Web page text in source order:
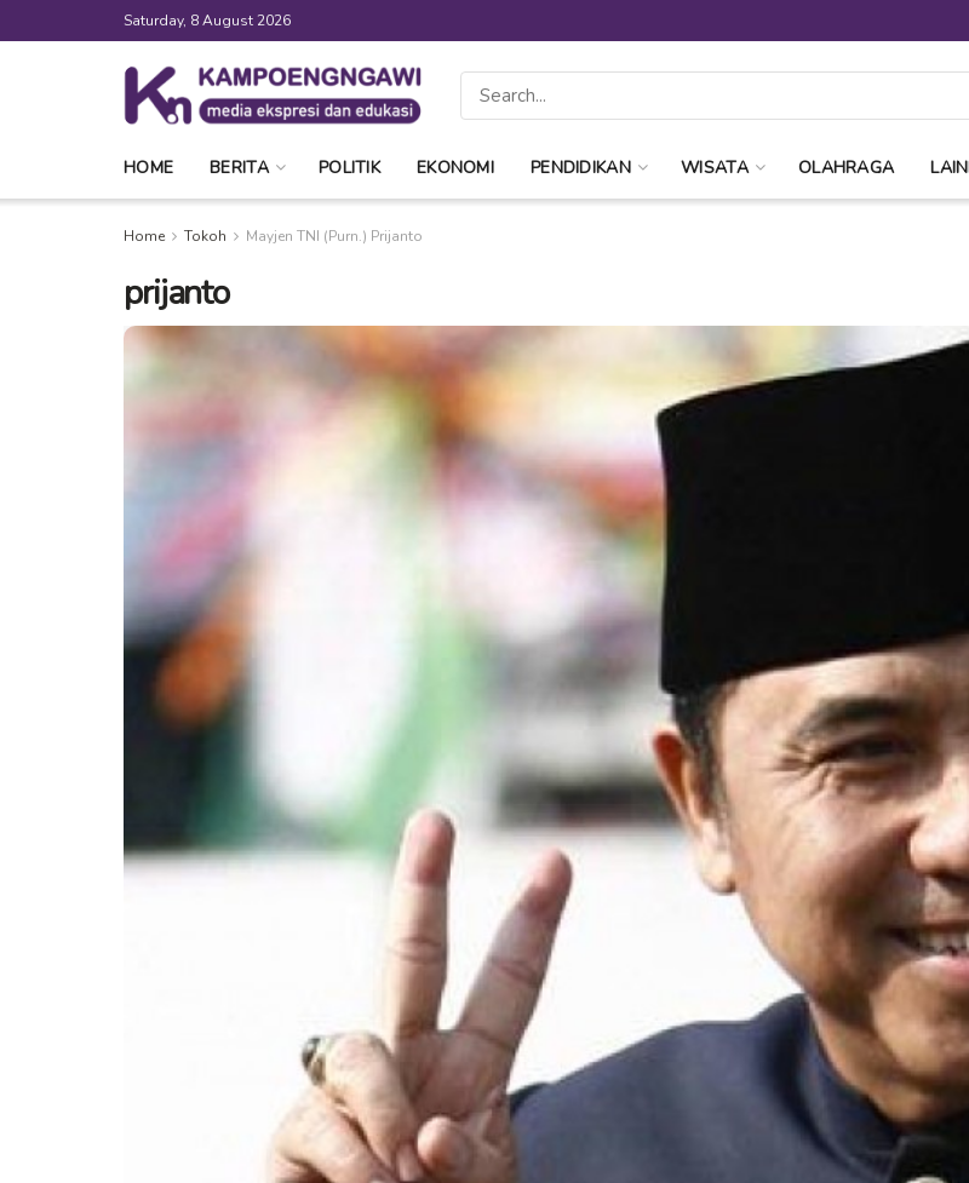
Saturday, 8 August 2026
HOME BERITA POLITIK EKONOMI PENDIDIKAN WISATA OLAHRAGA
Home Tokoh Mayjen TNI (Purn.) Prijanto
prijanto